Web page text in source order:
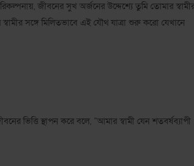
জীবনের সুখ অর্জনের উদ্দেশ্যে তুমি তোমার
সঙ্গে মিলিতভাবে এই যৌথ যাত্রা শুরু করো যেখানে
ভিত্তি স্থাপন করে বলে, “আমার স্বামী যেন শতবর্ষব্যাপী